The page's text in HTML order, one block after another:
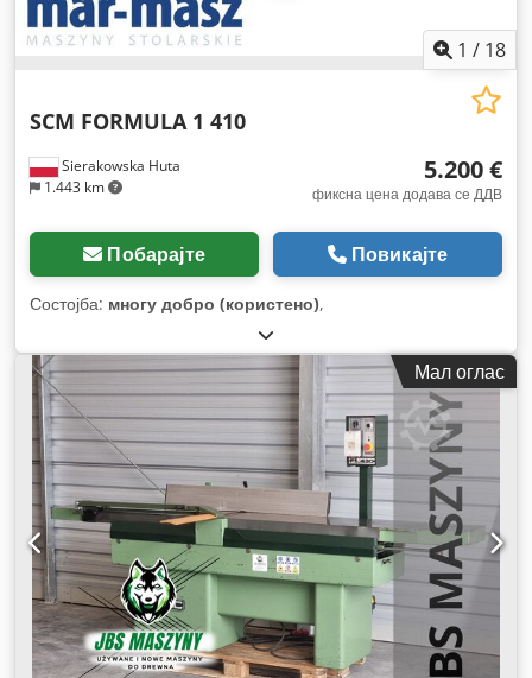
1 / 18
Sierakowska Huta
1.443 km
SCM FORMULA 1 410
5.200 €
фиксна цена додава се ДДВ
Побарајте Повикајте
Состојба: многу добро (користено),
Мал оглас